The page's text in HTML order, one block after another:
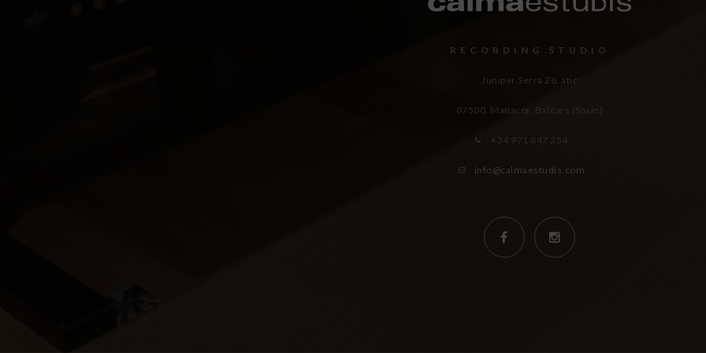
RECORDING STUDIO
Juniper Serra 26, àtic
07500, Manacor, Balears (Spain)
+34 971 847 254
info@calmaestudis.com